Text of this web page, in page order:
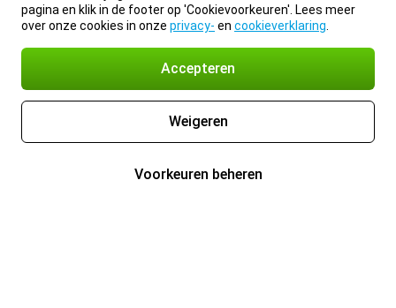
pagina en klik in de footer op 'Cookievoorkeuren'. Lees meer
over onze cookies in onze privacy- en cookieverklaring
Accepteren
Weigeren
Voorkeuren beheren